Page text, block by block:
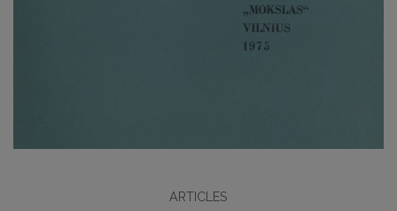
ARTICLES